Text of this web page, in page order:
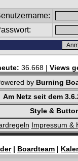
36.668 | Views
by Burning
Am Netz seit dem
Style &
Impressum &
| Boardteam |